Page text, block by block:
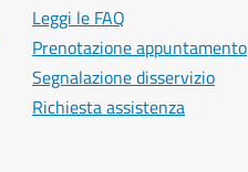
Leggi le FAQ
Prenotazione appuntamento
Segnalazione disservizio
Richiesta assistenza